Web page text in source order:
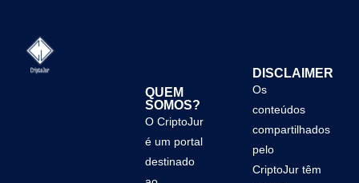
QUEM
SOMOS?
O CriptoJur
é um portal
destinado
DISCLAIMER
Os
conteúdos
compartilhados
pelo
CriptoJur têm